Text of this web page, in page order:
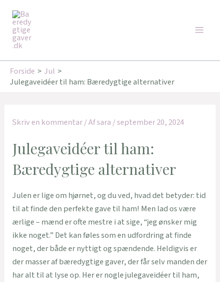
indholdet
Forside
Jul
Julegaveidéer til ham: Bæredygtige alternativer
Skriv en kommentar/ Afsara/september 20, 2024
Julegaveidéer til ham:
Bæredygtige alternativer
Julen er lige om hjørnet, og du ved, hvad det betyder: tid
til at finde den perfekte gave til ham! Men lad os være
ærlige – mænd er ofte mestre i at sige, “jeg ønsker mig
ikke noget.” Det kan føles som en udfordring at finde
noget, der både er nyttigt og spændende. Heldigvis er
der masser af bæredygtige gaver, der får selv manden der
har alt til at lyse op. Her er nogle julegaveidéer til ham,